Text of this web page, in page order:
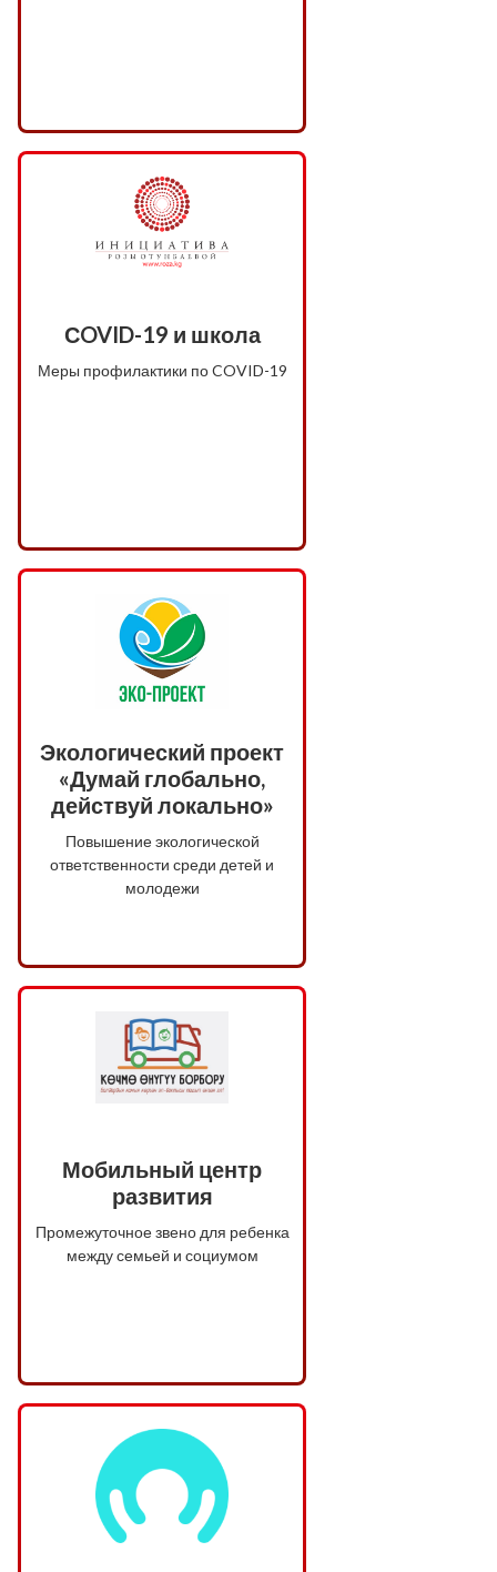
СOVID-19 и школа
Меры профилактики по COVID-19
Экологический проект
«Думай глобально,
действуй локально»
Повышение экологической
ответственности среди детей и
молодежи
Мобильный центр
развития
Промежуточное звено для ребенка
между семьей и социумом